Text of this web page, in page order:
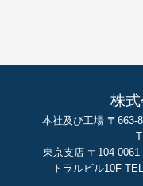
株
本社及び工場 〒663-
東京支店 〒104-
トラルビル10F